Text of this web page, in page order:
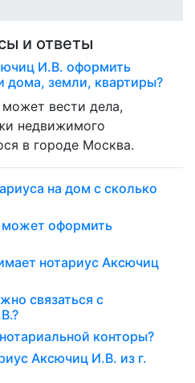
и ответы
И.В. оформить
дома, земли, квартиры?
вести дела,
недвижимого
в городе Москва.
на дом с сколько
оформить
нотариус Аксючиц
связаться с
конторы?
Аксючиц И.В. из г.